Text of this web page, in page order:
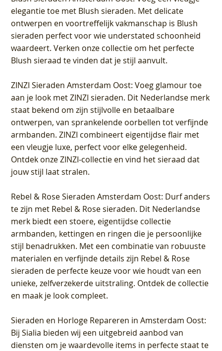
elegantie toe met Blush sieraden. Met delicate
ontwerpen en voortreffelijk vakmanschap is Blush
sieraden perfect voor wie understated schoonheid
waardeert. Verken onze collectie om het perfecte
Blush sieraad te vinden dat je stijl aanvult.
ZINZI Sieraden Amsterdam Oost: Voeg glamour toe
aan je look met ZINZI sieraden. Dit Nederlandse merk
staat bekend om zijn stijlvolle en betaalbare
ontwerpen, van sprankelende oorbellen tot verfijnde
armbanden. ZINZI combineert eigentijdse flair met
een vleugje luxe, perfect voor elke gelegenheid.
Ontdek onze ZINZI-collectie en vind het sieraad dat
jouw stijl laat stralen.
Rebel & Rose Sieraden Amsterdam Oost: Durf anders
te zijn met Rebel & Rose sieraden. Dit Nederlandse
merk biedt een stoere, eigentijdse collectie
armbanden, kettingen en ringen die je persoonlijke
stijl benadrukken. Met een combinatie van robuuste
materialen en verfijnde details zijn Rebel & Rose
sieraden de perfecte keuze voor wie houdt van een
unieke, zelfverzekerde uitstraling. Ontdek de collectie
en maak je look compleet.
Sieraden en Horloge Repareren in Amsterdam Oost:
Bij Sialia bieden wij een uitgebreid aanbod van
diensten om je waardevolle items in perfecte staat te